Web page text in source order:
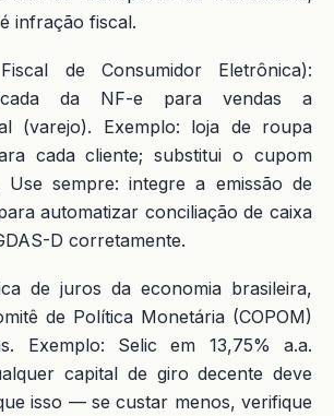
infração fiscal.
de Consumidor Eletrônica):
da NF-e para vendas a
(varejo). Exemplo: loja de roupa
cada cliente; substitui o cupom
Use sempre: integre a emissão de
automatizar conciliação de caixa
D corretamente.
de juros da economia brasileira,
de Política Monetária (COPOM)
Exemplo: Selic em 13,75% a.a.
capital de giro decente deve
isso — se custar menos, verifique